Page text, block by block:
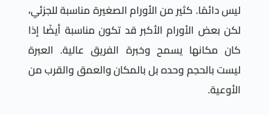
ليس دائمًا. كثير من الأورام الصغيرة مناسبة للجزئي،
لكن بعض الأورام الأكبر قد تكون مناسبة أيضًا إذا
كان مكانها يسمح وخبرة الفريق عالية. العبرة
ليست بالحجم وحده بل بالمكان والعمق والقرب من
الأوعية.